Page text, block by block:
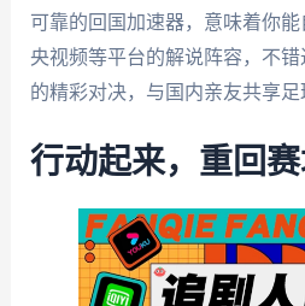
可靠的回国加速器，意味着你能
央视频等平台的解说阵容，不
的精彩对决，与国内亲友共享足
行动起来，重回